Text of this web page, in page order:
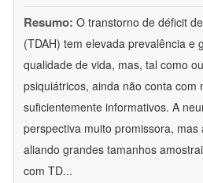
Resumo: O transtorno de déficit
(TDAH) tem elevada prevalência e
qualidade de vida, mas, tal como
psiquiátricos, ainda não conta com
suficientemente informativos. A
perspectiva muito promissora,
aliando grandes tamanhos
com TD...